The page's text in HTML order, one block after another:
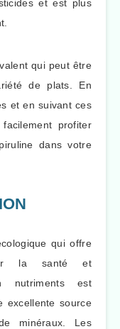
et est plus
qui peut être
de plats. En
et en suivant ces
profiter
dans votre
qui offre
la santé et
nutriments est
excellente source
minéraux. Les